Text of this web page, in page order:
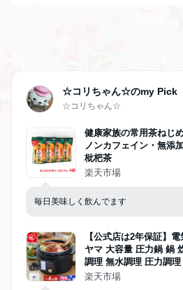
☆コリちゃん☆のmy Pick
☆コリちゃん☆
健康家族の常用茶ねじ
ノンカフェイン・無添
枇杷茶
楽天市場
毎日美味しく飲んでます
【公式店は2年保証】
ヤマ 大容量 圧力鍋 鍋
調理 無水調理 圧力調
理 保温 コンパクト ホ
楽天市場